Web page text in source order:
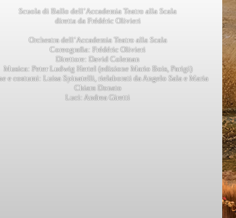
Scuola di Ballo dell’Accademia Teatro alla Scala
diretta da Frédéric Olivieri
Orchestra dell’Accademia Teatro alla Scala
Coreografia: Frédéric Olivieri
Direttore: David Coleman
Musica: Peter Ludwig Hertel (edizione Mario Bois, Parigi)
e costumi: Luisa Spinatelli, rielaborati da Angelo Sala e Maria
Chiara Donato
Luci: Andrea Giretti